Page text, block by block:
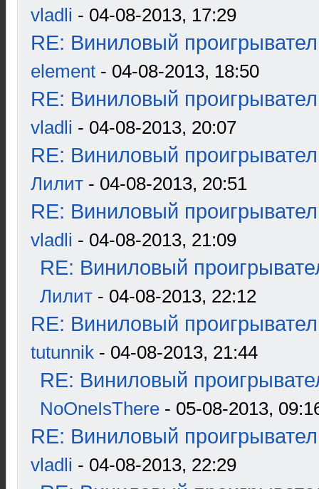
vladli - 04-08-2013, 17:29
RE: Виниловый
element - 04-08-2013, 18:50
RE: Виниловый
vladli - 04-08-2013, 20:07
RE: Виниловый
Лилит - 04-08-2013, 20:51
RE: Виниловый
vladli - 04-08-2013, 21:09
RE: Виниловый
Лилит - 04-08-2013, 22:12
RE: Виниловый
tutunnik - 04-08-2013, 21:44
RE: Виниловый
NoOneIsThere - 05-08-2013,
RE: Виниловый
vladli - 04-08-2013, 22:29